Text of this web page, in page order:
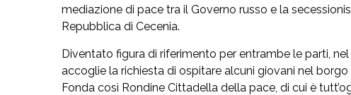
mediazione di pace tra il Governo russo e la
Repubblica di Cecenia.
Diventato figura di riferimento per entrambe le parti, nel
accoglie la richiesta di ospitare alcuni giovani nel
Fonda così Rondine Cittadella della pace, di cui è